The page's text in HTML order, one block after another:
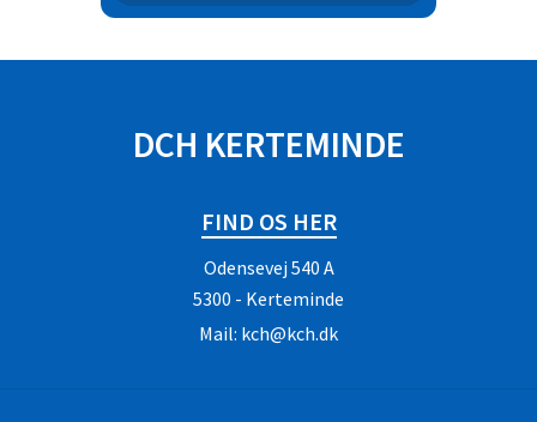
DCH KERTEMINDE
FIND OS HER
Odensevej 540 A
5300 - Kerteminde
Mail: kch@kch.dk